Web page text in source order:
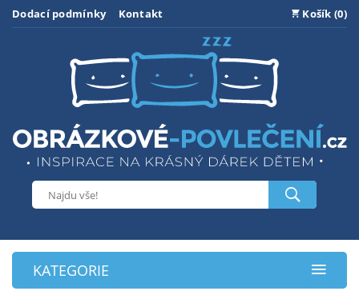
Dodací podmínky Kontakt Košík (0)
KATEGORIE